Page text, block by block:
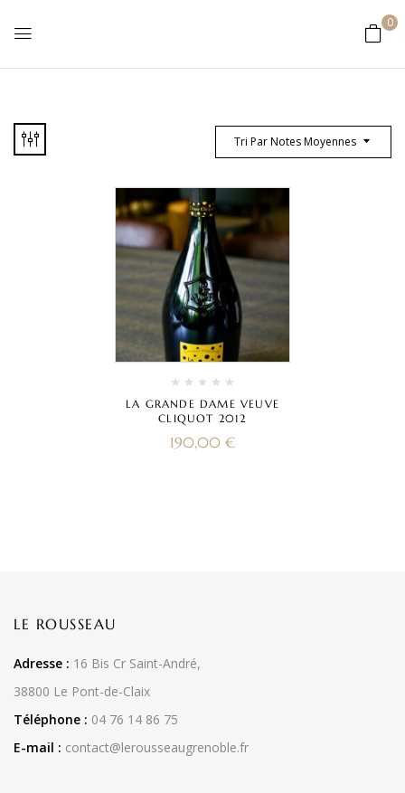
0
Tri Par Notes Moyennes
LA GRANDE DAME VEUVE
CLIQUOT 2012
190,00 €
LE ROUSSEAU
Adresse : 16 Bis Cr Saint-André,
38800 Le Pont-de-Claix
Téléphone : 04 76 14 86 75
E-mail : contact@lerousseaugrenoble.fr